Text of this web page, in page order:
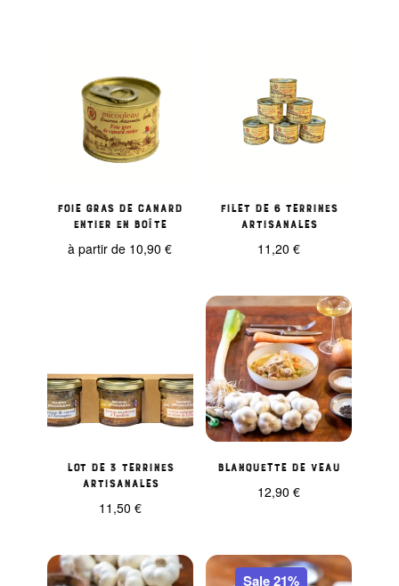
Foie gras de canard
entier en boîte
à partir de 10,90€
Filet de 6 terrines
artisanales
11,20€
Lot de 3 terrines
artisanales
11,50 €
Blanquette de veau
12,90€
Sale 21%